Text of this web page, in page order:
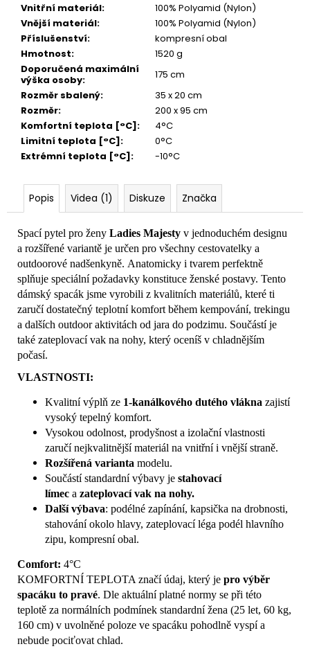
Vnitřní materiál:
100% Polyamid (Nylon)
Vnější materiál:
100% Polyamid (Nylon)
Příslušenství:
kompresní obal
Hmotnost:
1520 g
Doporučená maximální
výška osoby:
175 cm
Rozměr sbalený:
35 x 20 cm
Rozměr:
200 x 95 cm
Komfortní teplota [°C]:
4°C
Limitní teplota [°C]:
0°C
Extrémní teplota [°C]: -10°C
Popis Videa (1) Diskuze Značka
Spací pytel pro ženy Ladies Majesty v jednoduchém designu
a rozšířené variantě je určen pro všechny cestovatelky a
outdoorové nadšenkyně. Anatomicky i tvarem perfektně
splňuje speciální požadavky konstituce ženské postavy. Tento
dámský spacák jsme vyrobili z kvalitních materiálů, které ti
zaručí dostatečný teplotní komfort během kempování, trekingu
a dalších outdoor aktivitách od jara do podzimu. Součástí je
také zateplovací vak na nohy, který oceníš v chladnějším
počasí.
VLASTNOSTI:
Kvalitní výplň ze 1-kanálkového dutého vlákna zajistí
vysoký tepelný komfort.
Vysokou odolnost, prodyšnost a izolační vlastnosti
zaručí nejkvalitnější materiál na vnitřní i vnější straně.
Rozšířená varianta modelu.
Součástí standardní výbavy je stahovací
límec a zateplovací vak na nohy.
Další výbava: podélné zapínání, kapsička na drobnosti,
stahování okolo hlavy, zateplovací léga podél hlavního
zipu, kompresní obal.
Comfort: 4°C
KOMFORTNÍ TEPLOTA značí údaj, který je pro výběr
spacáku to pravé. Dle aktuální platné normy se při této
teplotě za normálních podmínek standardní žena (25 let, 60 kg,
160 cm) v uvolněné poloze ve spacáku pohodlně vyspí a
nebude pociťovat chlad.